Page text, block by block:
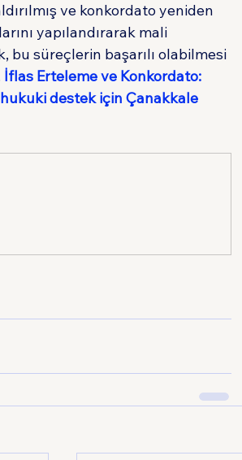
ve konkordato yeniden
yapılandırarak mali
bu süreçlerin başarılı olabilmesi
İflas Erteleme ve Konkordato:
destek için Çanakkale